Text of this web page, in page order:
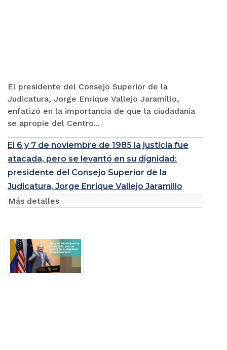
El presidente del Consejo Superior de la
Judicatura, Jorge Enrique Vallejo Jaramillo,
enfatizó en la importancia de que la ciudadanía
se apropie del Centro...
El 6 y 7 de noviembre de 1985 la justicia fue
atacada, pero se levantó en su dignidad:
presidente del Consejo Superior de la
Judicatura, Jorge Enrique Vallejo Jaramillo
Más detalles